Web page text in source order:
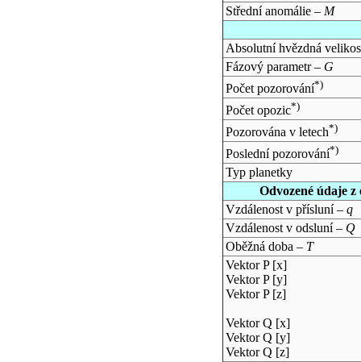
Střední anomálie – M
Absolutní hvězdná
Fázový parametr – G
Počet pozorování*)
Počet opozic*)
Pozorována v letech*)
Poslední pozorování*)
Typ planetky
Odvozené údaje
Vzdálenost v přísluní – q
Vzdálenost v odsluní – Q
Oběžná doba – T
Vektor P [x]
Vektor P [y]
Vektor P [z]
Vektor Q [x]
Vektor Q [y]
Vektor Q [z]